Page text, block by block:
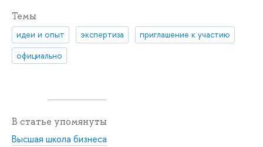
Темы
идеи и опыт экспертиза
приглашение к участию
официально
В статье упомянуты
Высшая школа бизнеса